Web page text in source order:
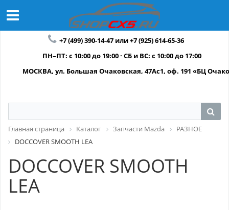
+7 (499) 390-14-47 или +7 (925) 614-65-36
ПН–ПТ: с 10:00 до 19:00 · СБ и ВС: с 10:00 до 17:00
МОСКВА, ул. Большая Очаковская, 47Ас1, оф. 191 «БЦ
Главная страница Каталог Запчасти Mazda
РАЗНОЕ
DOCCOVER SMOOTH LEA
DOCCOVER SMOOTH
LEA